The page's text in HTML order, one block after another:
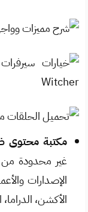
مكتبة محتوى
غير محدودة من
الإصدارات
الأكشن،